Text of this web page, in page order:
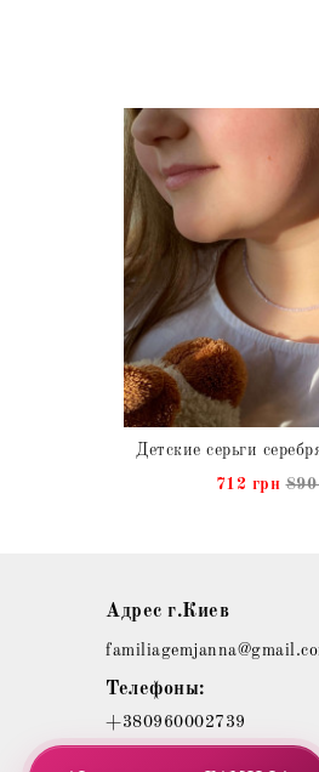
712 грн 890
Адрес г.Киев
Телефоны:
+380960002739